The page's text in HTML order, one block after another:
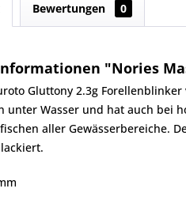
Bewertungen 0
"Nories
Gluttony 2.3g
unter Wasser und hat auch bei
aller Gewässerbereiche.